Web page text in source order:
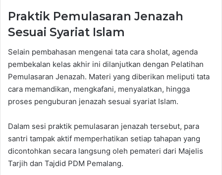
Praktik Pemulasaran Jenazah
Sesuai Syariat Islam
​Selain pembahasan mengenai tata cara sholat, agenda
pembekalan kelas akhir ini dilanjutkan dengan Pelatihan
Pemulasaran Jenazah. Materi yang diberikan meliputi tata
cara memandikan, mengkafani, menyalatkan, hingga
proses penguburan jenazah sesuai syariat Islam.
​Dalam sesi praktik pemulasaran jenazah tersebut, para
santri tampak aktif memperhatikan setiap tahapan yang
dicontohkan secara langsung oleh pemateri dari Majelis
Tarjih dan Tajdid PDM Pemalang.